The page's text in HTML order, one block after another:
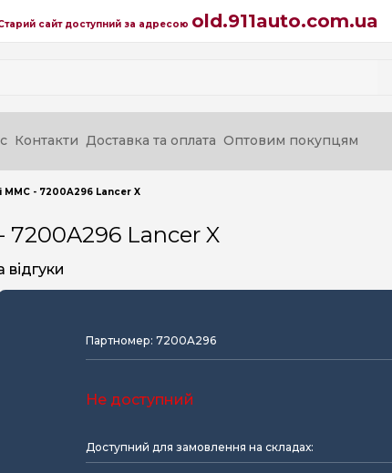
сайт доступний за адресою old.911auto.com.ua
Контакти Доставка та оплата Оптовим покупцям
MMC - 7200A296 Lancer X
7200A296 Lancer X
Партномер: 7200A296
Не доступний
Доступний для замовлення на складах: